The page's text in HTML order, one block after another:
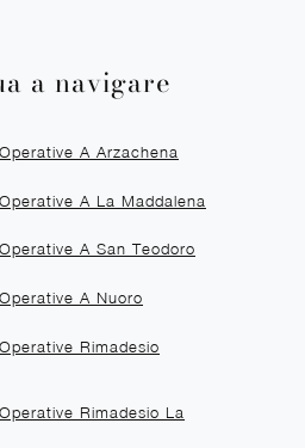
a navigare
A Arzachena
A La Maddalena
A San Teodoro
A Nuoro
Rimadesio
Rimadesio La